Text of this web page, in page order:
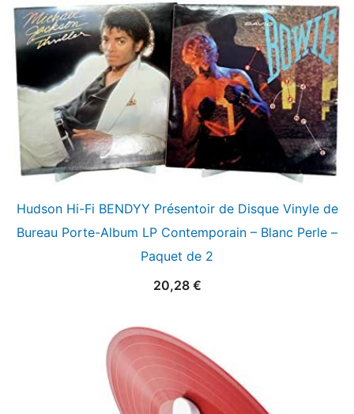
Hudson Hi-Fi BENDYY Présentoir de Disque Vinyle de
Bureau Porte-Album LP Contemporain – Blanc Perle –
Paquet de 2
20,28 €